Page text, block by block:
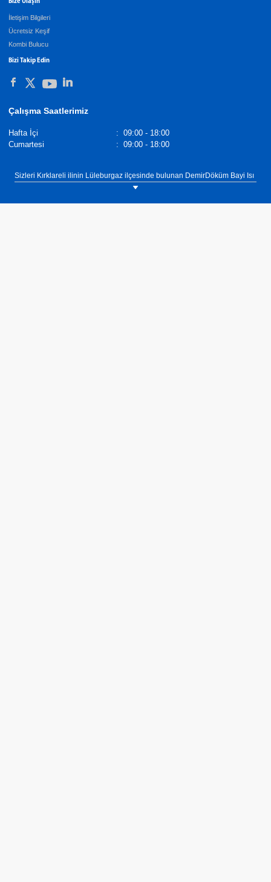
Bize Ulaşın
İletişim Bilgileri
Ücretsiz Keşif
Kombi Bulucu
Bizi Takip Edin
Çalışma Saatlerimiz
Hafta İçi : 09:00 - 18:00
Cumartesi
: 09:00 - 18:00
Sizleri Kırklareli ilinin Lüleburgaz ilçesinde bulunan DemirDöküm Bayi Isı
Doğalgaz showroomumuza bekliyoruz. Tel: 0(288) 417 33 56